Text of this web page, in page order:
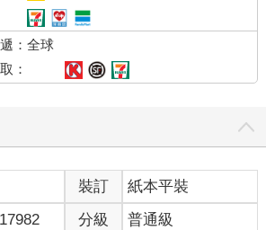
：全球
：
裝訂
紙本平裝
分級 普通級